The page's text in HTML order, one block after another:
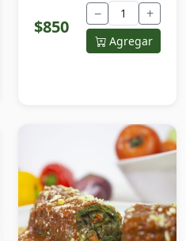
$850
− +
Agregar